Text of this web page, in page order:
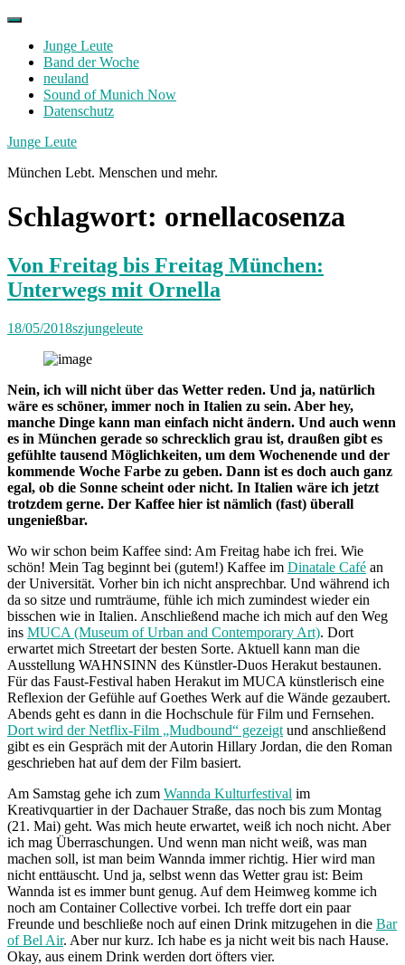
Skip
contentJunge Leute
Band der Woche
neuland
Sound of Munich Now
Datenschutz
Facebook
Twitter
Instagram
Junge Leute
München Lebt. Menschen und mehr.
Schlagwort: ornellacosenza
Von Freitag bis Freitag München:
Unterwegs mit Ornella
18/05/2018szjungeleute
Nein, ich will nicht über das Wetter reden. Und ja, natürlich
wäre es schöner, immer noch in Italien zu sein. Aber hey,
manche Dinge kann man einfach nicht ändern. Und auch wenn
es in München gerade so schrecklich grau ist, draußen gibt es
gefühlte tausend Möglichkeiten, um dem Wochenende und der
kommende Woche Farbe zu geben. Dann ist es doch auch ganz
egal, ob die Sonne scheint oder nicht. In Italien wäre ich jetzt
trotzdem gerne. Der Kaffee hier ist nämlich (fast) überall
ungenießbar.
Wo wir schon beim Kaffee sind: Am Freitag habe ich frei. Wie
schön! Mein Tag beginnt bei (gutem!) Kaffee im Dinatale Café an
der Universität. Vorher bin ich nicht ansprechbar. Und während ich
da so sitze und rumträume, fühle ich mich zumindest wieder ein
bisschen wie in Italien. Anschließend mache ich mich auf den Weg
ins MUCA (Museum of Urban and Contemporary Art). Dort
erwartet mich Streetart der besten Sorte. Aktuell kann man die
Ausstellung WAHNSINN des Künstler-Duos Herakut bestaunen.
Für das Faust-Festival haben Herakut im MUCA künstlerisch eine
Reflexion der Gefühle auf Goethes Werk auf die Wände gezaubert.
Abends geht es dann in die Hochschule für Film und Fernsehen.
Dort wird der Netflix-Film „Mudbound“ gezeigt und anschließend
gibt es ein Gespräch mit der Autorin Hillary Jordan, die den Roman
geschrieben hat auf dem der Film basiert.
Am Samstag gehe ich zum Wannda Kulturfestival im
Kreativquartier in der Dachauer Straße, das noch bis zum Montag
(21. Mai) geht. Was mich heute erwartet, weiß ich noch nicht. Aber
ich mag Überraschungen. Und wenn man nicht weiß, was man
machen soll, ist man beim Wannda immer richtig. Hier wird man
nicht enttäuscht. Und ja, selbst wenn das Wetter grau ist: Beim
Wannda ist es immer bunt genug. Auf dem Heimweg komme ich
noch am Container Collective vorbei. Ich treffe dort ein paar
Freunde und beschließe noch auf einen Drink mitzugehen in die Bar
of Bel Air. Aber nur kurz. Ich habe es ja nicht weit bis nach Hause.
Okay, aus einem Drink werden dort öfters vier.